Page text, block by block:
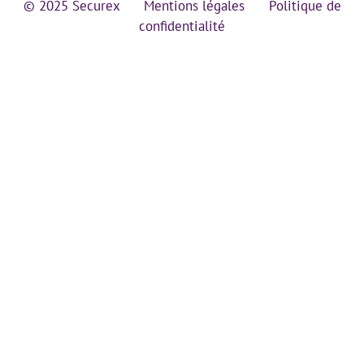
© 2025 Securex Mentions légales
Politique de
confidentialité